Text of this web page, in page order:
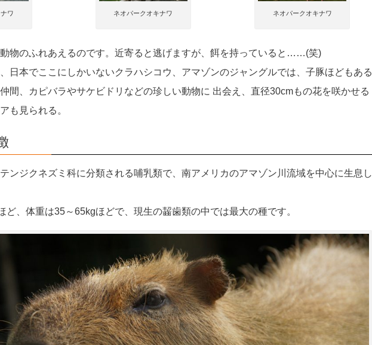
ワ ネオパークオキナワ ネオパークオキナワ
物のふれあえるのです。近寄ると逃げますが、餌を持っていると……(笑)
日本でここにしかいないクラハシコウ、アマゾンのジャングルでは、子豚ほどもある
間、カピバラやサケビドリなどの珍しい動物に 出会え、直径30cmもの花を咲かせる
も見られる。
ンジクネズミ科に分類される哺乳類で、南アメリカのアマゾン川流域を中心に生息し
ど、体重は35～65kgほどで、現生の齧歯類の中では最大の種です。